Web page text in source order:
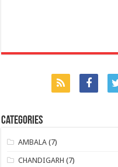
Categories
AMBALA (7)
CHANDIGARH (7)